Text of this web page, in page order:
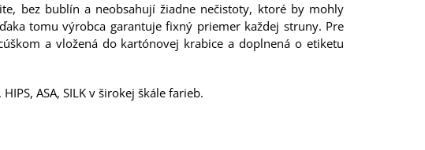
bez bublín a neobsahují žiadne nečistoty, ktoré by mohly
tomu výrobca garantuje fixný priemer každej struny. Pre
a vložená do kartónovej krabice a doplnená o etiketu
ASA, SILK v širokej škále farieb.